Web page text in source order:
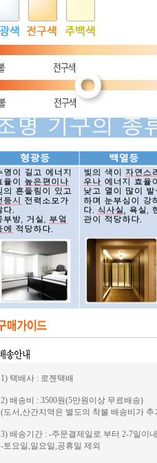
1) 택배사 : 로젠택배
2) 배송비 : 3500원(5만원이상 무료배송)
(도서,산간지역은 별도의 착불 배송비가 추
3) 배송기간 : -주문결제일로 부터 2-7일이
-토요일,일요일,공휴일 제외